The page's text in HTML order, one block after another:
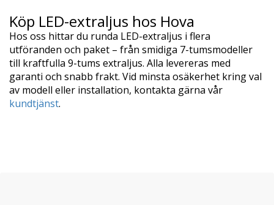
Köp LED-extraljus hos Hova
Hos oss hittar du runda LED-extraljus i flera
utföranden och paket – från smidiga 7-tumsmodeller
till kraftfulla 9-tums extraljus. Alla levereras med
garanti och snabb frakt. Vid minsta osäkerhet kring val
av modell eller installation, kontakta gärna vår
kundtjänst.